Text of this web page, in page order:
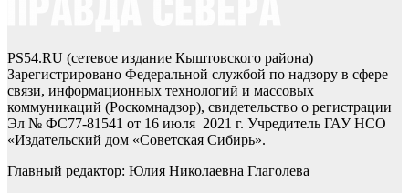
PS54.RU (сетевое издание Кыштовского района)
Зарегистрировано Федеральной службой по надзору в сфере
связи, информационных технологий и массовых
коммуникаций (Роскомнадзор), свидетельство о регистрации
Эл № ФС77-81541 от 16 июля 2021 г. Учредитель ГАУ НСО
«Издательский дом «Советская Сибирь».
Главный редактор: Юлия Николаевна Глаголева